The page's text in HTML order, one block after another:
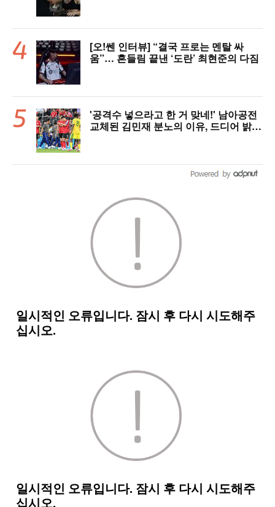
[오!쎈 인터뷰] “결국 프로는 멘탈 싸
움”… 흔들림 끝낸 ‘도란’ 최현준의 다짐
'공격수 넣으라고 한 거 맞네!' 남아공전
교체된 김민재 분노의 이유, 드디어 밝혀